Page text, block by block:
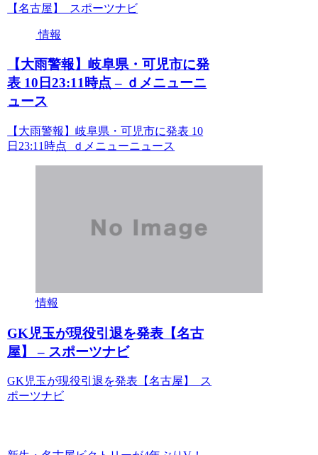
【名古屋】 スポーツナビ
情報
【大雨警報】岐阜県・可児市に発
表 10日23:11時点 – ｄメニューニ
ュース
【大雨警報】岐阜県・可児市に発表 10
日23:11時点 ｄメニューニュース
情報
GK児玉が現役引退を発表【名古
屋】 – スポーツナビ
GK児玉が現役引退を発表【名古屋】 ス
ポーツナビ